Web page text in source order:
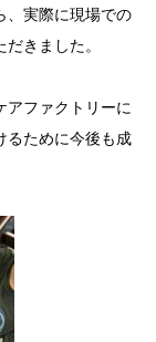
、実際に現場での
きました。
アファクトリーに
るために今後も成